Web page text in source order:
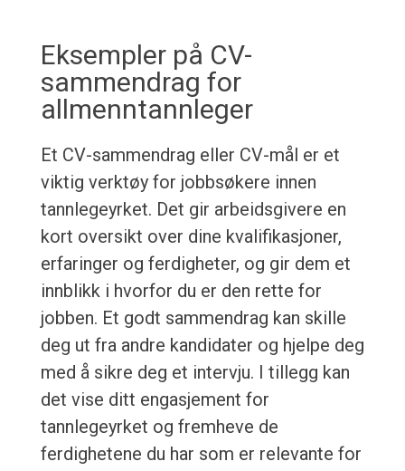
Eksempler på CV-
sammendrag for
allmenntannleger
Et CV-sammendrag eller CV-mål er et
viktig verktøy for jobbsøkere innen
tannlegeyrket. Det gir arbeidsgivere en
kort oversikt over dine kvalifikasjoner,
erfaringer og ferdigheter, og gir dem et
innblikk i hvorfor du er den rette for
jobben. Et godt sammendrag kan skille
deg ut fra andre kandidater og hjelpe deg
med å sikre deg et intervju. I tillegg kan
det vise ditt engasjement for
tannlegeyrket og fremheve de
ferdighetene du har som er relevante for